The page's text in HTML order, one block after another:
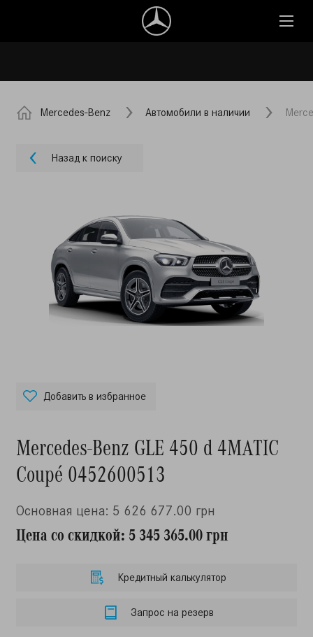
Mercedes-Benz Автомобили в наличии
Назад к поиску
Добавить в избранное
Mercedes-Benz GLE 450 d 4MATIC
Coupé 0452600513
Основная цена: 5 626 677.00 грн
Цена со скидкой: 5 345 365.00 грн
Кредитный калькулятор
Запрос на резерв